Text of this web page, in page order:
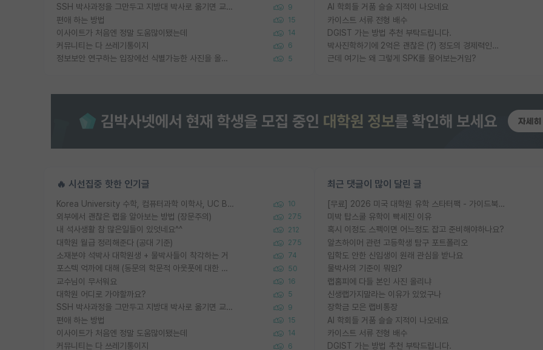
SSH 박사과정을 그만두고 지방대 박사로 옮기면 교수의 꿈은 끝일까요? 9
편애 하는 방법 15
이사이트가 처음엔 정말 도움많이됐는데 14
커뮤니티는 다 쓰레기통이지 6
정보보안 연구하는 입장에선 식별가능한 사진을 올리는건 비추이긴함 5
AI 학회들 거품 슬슬 지적이 나오네요
카이스트 서류 전형 배수
DGIST 가는 방법 추천 부탁드립니다.
박사진학하기에 2억은 괜찮은 (?) 정도의 경제력인가요
근데 여기는 왜 그렇게 SPK를 물어보는거임?
🔥 시선집중 핫한 인기글
Korea University 수학, 컴퓨터과학 이학사, UC Berkeley 산업공학 대학원 공학박사가 되는 것은 쉽지 않겠죠? 10
외부에서 괜찮은 랩을 알아보는 방법 (장문주의) 275
내 석사생활 참 많은일들이 있엇네요^^ 212
대학원 월급 정리해준다 (공대 기준) 275
소재분야 석박사 대학원생 + 물박사들이 착각하는 거 74
포스텍 억까에 대해 (동문의 학문적 아웃풋에 대한 반박) 50
교수님이 무서워요 16
대학원 어디로 가야할까요? 5
SSH 박사과정을 그만두고 지방대 박사로 옮기면 교수의 꿈은 끝일까요? 9
편애 하는 방법 15
이사이트가 처음엔 정말 도움많이됐는데 14
커뮤니티는 다 쓰레기통이지 6
최근 댓글이 많이 달린 글
[무료] 2026 미국 대학원 유학 스타터팩 - 가이드북 & 합격자 컨택메일 템플릿
미박 탑스쿨 유학이 빡세진 이유
혹시 이정도 스펙이면 어느정도 잡고 준비해야하나요?
알츠하이머 관련 고등학생 탐구 포트폴리오
입학도 안한 신입생이 원래 관심을 받나요
물박사의 기준이 뭐임?
랩홈피에 다들 본인 사진 올리냐
신생랩가지말라는 이유가 있었구나
장학금 모은 랩비통장
AI 학회들 거품 슬슬 지적이 나오네요
카이스트 서류 전형 배수
DGIST 가는 방법 추천 부탁드립니다.